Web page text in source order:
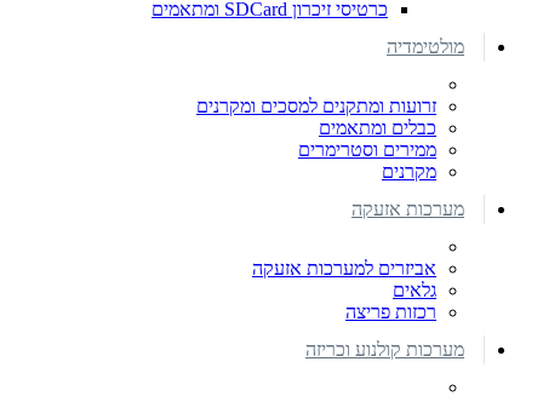
כרטיסי זיכרון SDCard ומתאמים
מולטימדיה
זרועות ומתקנים למסכים ומקרנים
כבלים ומתאמים
ממירים וסטרימרים
מקרנים
מערכות אזעקה
אביזרים למערכות אזעקה
גלאים
רכזות פריצה
מערכות קולנוע וכריזה